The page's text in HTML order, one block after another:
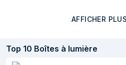
AFFICHER
Top 10 Boîtes à lumière